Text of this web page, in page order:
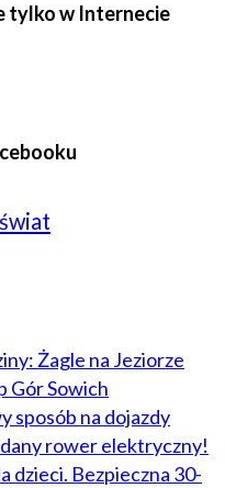
tylko w Internecie
Żagle na Jeziorze
Gór Sowich
sposób na dojazdy
rower elektryczny!
dzieci. Bezpieczna 30-